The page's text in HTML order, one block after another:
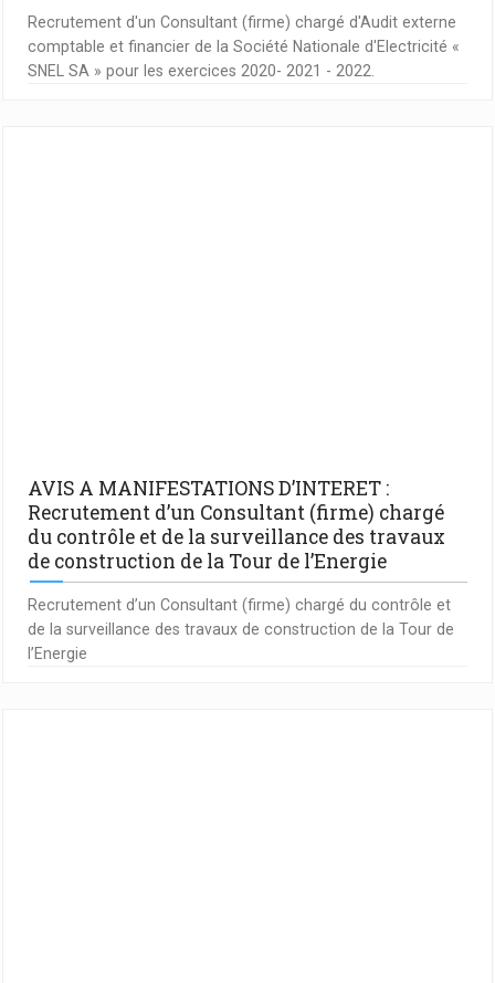
Recrutement d'un Consultant (firme) chargé d'Audit externe
comptable et financier de la Société Nationale d'Electricité «
SNEL SA » pour les exercices 2020- 2021 - 2022.
AVIS A MANIFESTATIONS D’INTERET :
Recrutement d’un Consultant (firme) chargé
du contrôle et de la surveillance des travaux
de construction de la Tour de l’Energie
Recrutement d’un Consultant (firme) chargé du contrôle et
de la surveillance des travaux de construction de la Tour de
l’Energie